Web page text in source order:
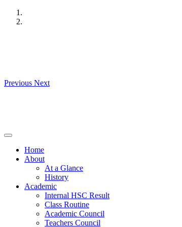
Skip
Previous Next
Home
About
At a Glance
History
Academic
Internal HSC Result
Class Routine
Academic Council
Teachers Council